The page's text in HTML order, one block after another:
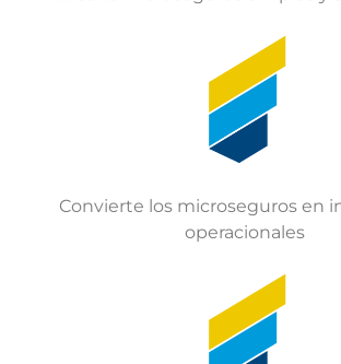
Convierte los microseguros en
operacionales